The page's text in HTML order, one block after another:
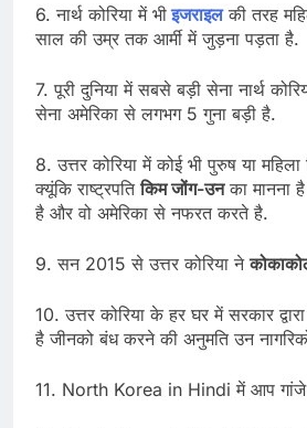
6. नार्थ कोरिया में भी इजराइलकी तरह
साल की उम्र तक आर्मी में जुड़ना पड़ता है.
7. पूरी दुनिया में सबसे बड़ी सेना नार्थ
सेना अमेरिका से लगभग 5 गुना बड़ी है.
8. उत्तर कोरिया में कोई भी पुरुष या
क्यूंकि राष्ट्रपतिकिम जोंग-उनका मानना
है और वो अमेरिका से नफरत करते है.
9. सन 2015 से उत्तर कोरिया ने
10. उत्तर कोरिया के हर घर में सरकार
है जीनको बंध करने की अनुमति उन
11. North Korea in Hindi में आप